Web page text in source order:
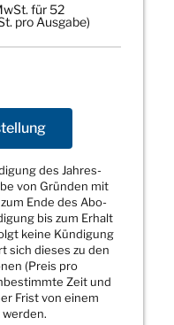
für 52
pro Ausgabe)
des Jahres-
von Gründen mit
Ende des Abo-
bis zum Erhalt
keine Kündigung
sich dieses zu den
(Preis pro
Zeit und
Frist von einem